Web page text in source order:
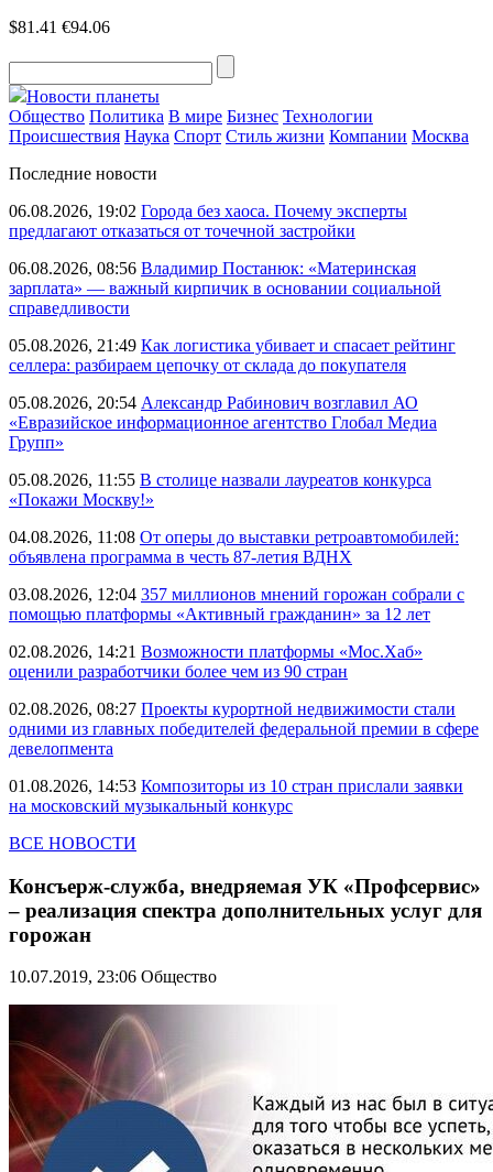
$81.41 €94.06
Новости планеты
Общество Политика В мире Бизнес Технологии
Происшествия Наука Спорт Стиль жизни Компании Москва
Последние новости
06.08.2026, 19:02 Города без хаоса. Почему эксперты
предлагают отказаться от точечной застройки
06.08.2026, 08:56 Владимир Постанюк: «Материнская
зарплата» — важный кирпичик в основании социальной
справедливости
05.08.2026, 21:49 Как логистика убивает и спасает рейтинг
селлера: разбираем цепочку от склада до покупателя
05.08.2026, 20:54 Александр Рабинович возглавил АО
«Евразийское информационное агентство Глобал Медиа
Групп»
05.08.2026, 11:55 В столице назвали лауреатов конкурса
«Покажи Москву!»
04.08.2026, 11:08 От оперы до выставки ретроавтомобилей:
объявлена программа в честь 87-летия ВДНХ
03.08.2026, 12:04 357 миллионов мнений горожан собрали с
помощью платформы «Активный гражданин» за 12 лет
02.08.2026, 14:21 Возможности платформы «Мос.Хаб»
оценили разработчики более чем из 90 стран
02.08.2026, 08:27 Проекты курортной недвижимости стали
одними из главных победителей федеральной премии в сфере
девелопмента
01.08.2026, 14:53 Композиторы из 10 стран прислали заявки
на московский музыкальный конкурс
ВСЕ НОВОСТИ
Консъерж-служба, внедряемая УК «Профсервис»
– реализация спектра дополнительных услуг для
горожан
10.07.2019, 23:06 Общество